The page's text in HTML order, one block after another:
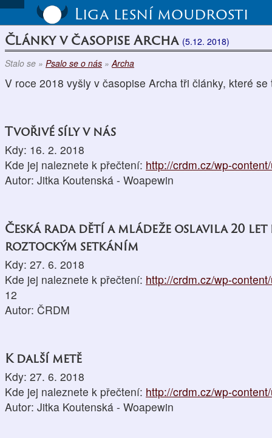
Liga lesní moudrosti
Články v časopise Archa (5.12. 2018)
Stalo se » Psalo se o nás »Archa
V roce 2018 vyšly v časopise Archa tři články, které
Tvořivé síly v nás
Kdy: 16. 2. 2018
Kde jej naleznete k přečtení: http://crdm.cz/wp-
Autor: Jitka Koutenská - Woapewin
Česká rada dětí a mládeže oslavila 20 let
roztockým setkáním
Kdy: 27. 6. 2018
Kde jej naleznete k přečtení: http://crdm.cz/wp-
12
Autor: ČRDM
K další metě
Kdy: 27. 6. 2018
Kde jej naleznete k přečtení: http://crdm.cz/wp-
Autor: Jitka Koutenská - Woapewin